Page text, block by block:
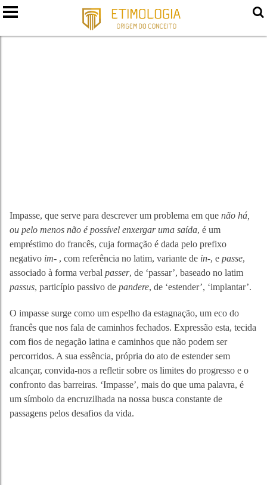
IMPASSE
Impasse, que serve para descrever um problema em que não há,
ou pelo menos não é possível enxergar uma saída, é um
empréstimo do francês, cuja formação é dada pelo prefixo
negativo im- , com referência no latim, variante de in-, e passe,
associado à forma verbal passer, de ‘passar’, baseado no latim
passus, particípio passivo de pandere, de ‘estender’, ‘implantar’.
O impasse surge como um espelho da estagnação, um eco do
francês que nos fala de caminhos fechados. Expressão esta, tecida
com fios de negação latina e caminhos que não podem ser
percorridos. A sua essência, própria do ato de estender sem
alcançar, convida-nos a refletir sobre os limites do progresso e o
confronto das barreiras. ‘Impasse’, mais do que uma palavra, é
um símbolo da encruzilhada na nossa busca constante de
passagens pelos desafios da vida.